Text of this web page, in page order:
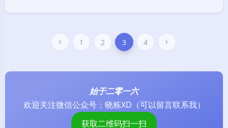
1 2 3 4
始于二零一六
欢迎关注微信公众号： 晓栋XD （可以留言联系我）
获取二维码扫一扫